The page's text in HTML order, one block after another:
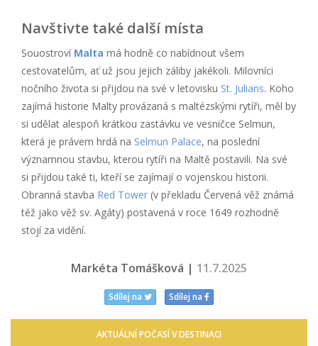
Navštivte také další místa
Souostroví Malta má hodně co nabídnout všem
cestovatelům, ať už jsou jejich záliby jakékoli. Milovníci
nočního života si přijdou na své v letovisku St. Julians. Koho
zajímá historie Malty provázaná s maltézskými rytíři, měl by
si udělat alespoň krátkou zastávku ve vesničce Selmun,
která je právem hrdá na Selmun Palace, na poslední
významnou stavbu, kterou rytíři na Maltě postavili. Na své
si přijdou také ti, kteří se zajímají o vojenskou historii.
Obranná stavba Red Tower (v překladu Červená věž známá
též jako věž sv. Agáty) postavená v roce 1649 rozhodně
stojí za vidění.
Markéta Tomášková | 11.7.2025
Sdílej na Sdílej na
AKTUÁLNÍ POČASÍ V DESTINACI